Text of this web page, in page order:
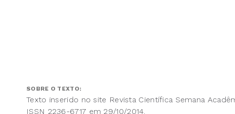
SOBRE O TEXTO:
Texto inserido no site Revista Científica Semana
ISSN 2236-6717 em 29/10/2014.